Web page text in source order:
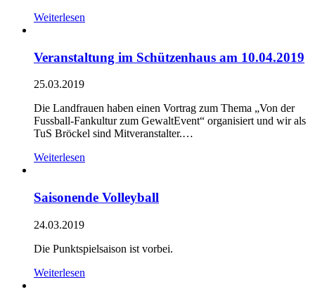
Weiterlesen
Veranstaltung im Schützenhaus am 10.04.2019
25.03.2019
Die Landfrauen haben einen Vortrag zum Thema „Von der
Fussball-Fankultur zum GewaltEvent“ organisiert und wir als
TuS Bröckel sind Mitveranstalter.…
Weiterlesen
Saisonende Volleyball
24.03.2019
Die Punktspielsaison ist vorbei.
Weiterlesen